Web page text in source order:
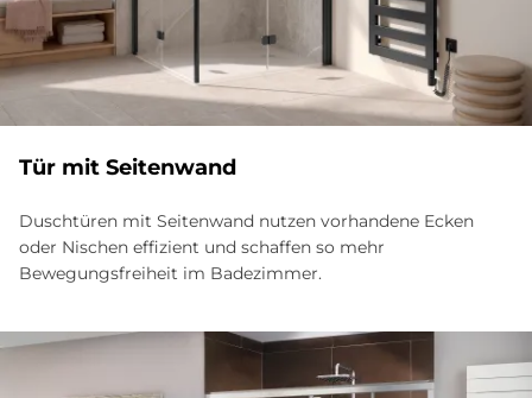
Tür mit Sei­ten­wand
Duschtüren mit Seitenwand nutzen vorhandene Ecken
oder Nischen effizient und schaffen so mehr
Bewegungsfreiheit im Badezimmer.